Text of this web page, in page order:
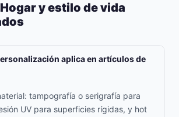
y estilo de vida
aplica en artículos de
tampografía o serigrafía para
UV para superficies rígidas, y hot